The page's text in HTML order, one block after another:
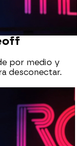
por medio y
desconectar.